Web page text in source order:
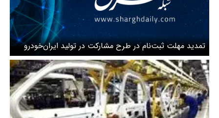
تمدید مهلت ثبت‌نام در طرح مشارکت در تولید ایران‌خودرو